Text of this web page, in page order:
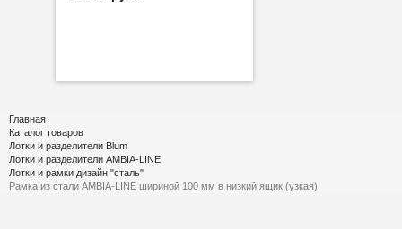
Главная
Каталог товаров
Лотки и разделители Blum
Лотки и разделители AMBIA-LINE
Лотки и рамки дизайн "сталь"
Рамка из стали AMBIA-LINE шириной 100 мм в низкий ящик (узкая)